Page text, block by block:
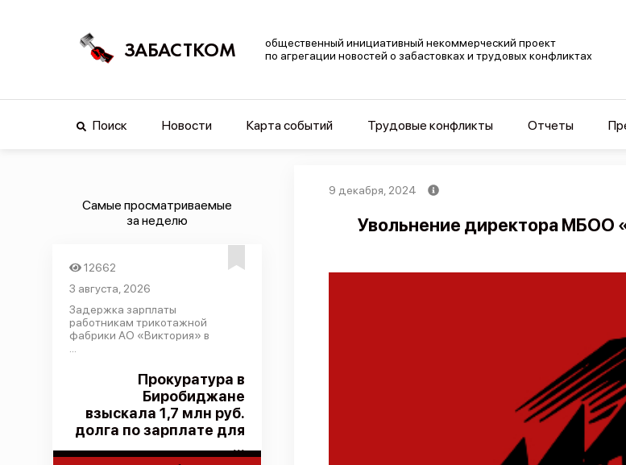
ЗАБАСТКОМ
общественный инициативный некоммерческий проект
по агрегации новостей о забастовках и трудовых конфликтах
Поиск Новости Карта событий Трудовые конфликты Отчеты
Самые просматриваемые
за неделю
12662
3 августа, 2026
Задержка зарплаты
работникам трикотажной
фабрики АО «Виктория» в
Прокуратура в
Биробиджане
взыскала 1,7 млн руб.
долга по зарплате для
...
9 декабря, 2024
Увольнение директора МБОО